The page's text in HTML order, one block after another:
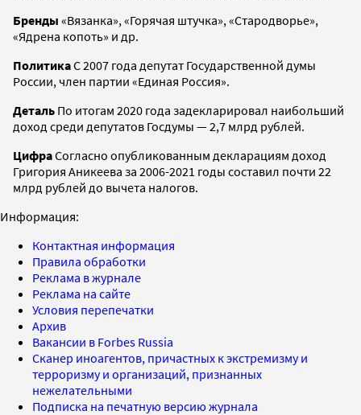
Бренды «Вязанка», «Горячая штучка», «Стародворье»,
«Ядрена копоть» и др.
ПолитикаС 2007 года депутат Государственной думы
России, член партии «Единая Россия».
Деталь По итогам 2020 года задекларировал наибольший
доход среди депутатов Госдумы — 2,7 млрд рублей.
ЦифраСогласно опубликованным декларациям доход
Григория Аникеева за 2006-2021 годы составил почти 22
млрд рублей до вычета налогов.
Информация:
Контактная информация
Правила обработки
Реклама в журнале
Реклама на сайте
Условия перепечатки
Архив
Вакансии в Forbes Russia
Сканер иноагентов, причастных к экстремизму и
терроризму и организаций, признанных
нежелательными
Подписка на печатную версию журнала